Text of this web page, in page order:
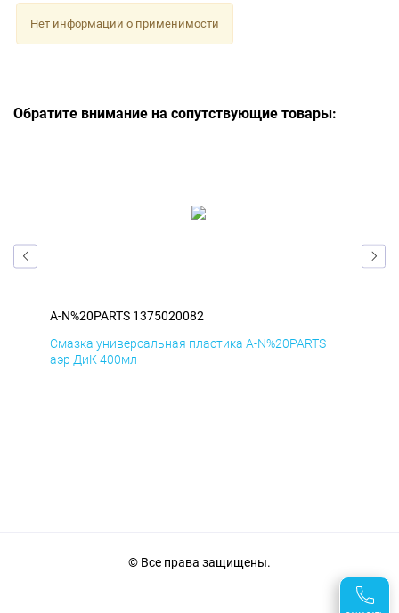
Нет информации о применимости
Обратите внимание на сопутствующие товары:
A-N%20PARTS 1375020082
Смазка универсальная пластика A-N%20PARTS
аэр ДиК 400мл
© Все права защищены.